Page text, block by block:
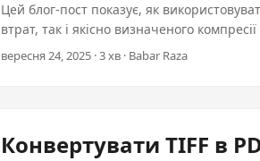
Цей блог-пост показує, як
втрат, так і якісно визначеного
пожертвування якості там, де непотрібне.
вересня 24, 2025 · 3 хв · Babar Raza
Конвертувати TIFF в